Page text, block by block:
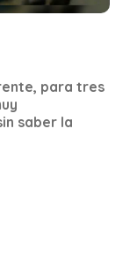
para tres
saber la